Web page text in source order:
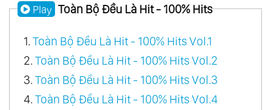
Play Toàn Bộ Đều Là Hit - 100% Hits
1. Toàn Bộ Đều Là Hit - 100% Hits Vol.1
2. Toàn Bộ Đều Là Hit - 100% Hits Vol.2
3. Toàn Bộ Đều Là Hit - 100% Hits Vol.3
4. Toàn Bộ Đều Là Hit - 100% Hits Vol.4